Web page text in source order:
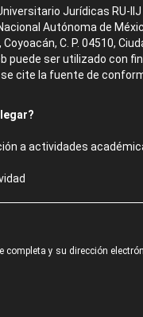
Jurídicas RU-IIJ
Autónoma de
C. P. 04510,
puede ser utilizado con
cite la fuente de
a actividades
completa y su dirección